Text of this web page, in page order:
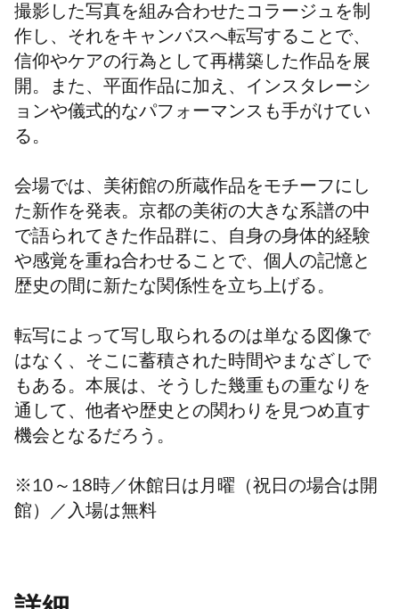
撮影した写真を組み合わせたコラージュを制
作し、それをキャンバスへ転写することで、
信仰やケアの行為として再構築した作品を展
開。また、平面作品に加え、インスタレーシ
ョンや儀式的なパフォーマンスも手がけてい
る。
会場では、美術館の所蔵作品をモチーフにし
た新作を発表。京都の美術の大きな系譜の中
で語られてきた作品群に、自身の身体的経験
や感覚を重ね合わせることで、個人の記憶と
歴史の間に新たな関係性を立ち上げる。
転写によって写し取られるのは単なる図像で
はなく、そこに蓄積された時間やまなざしで
もある。本展は、そうした幾重もの重なりを
通して、他者や歴史との関わりを見つめ直す
機会となるだろう。
※10～18時／休館日は月曜（祝日の場合は開
館）／入場は無料